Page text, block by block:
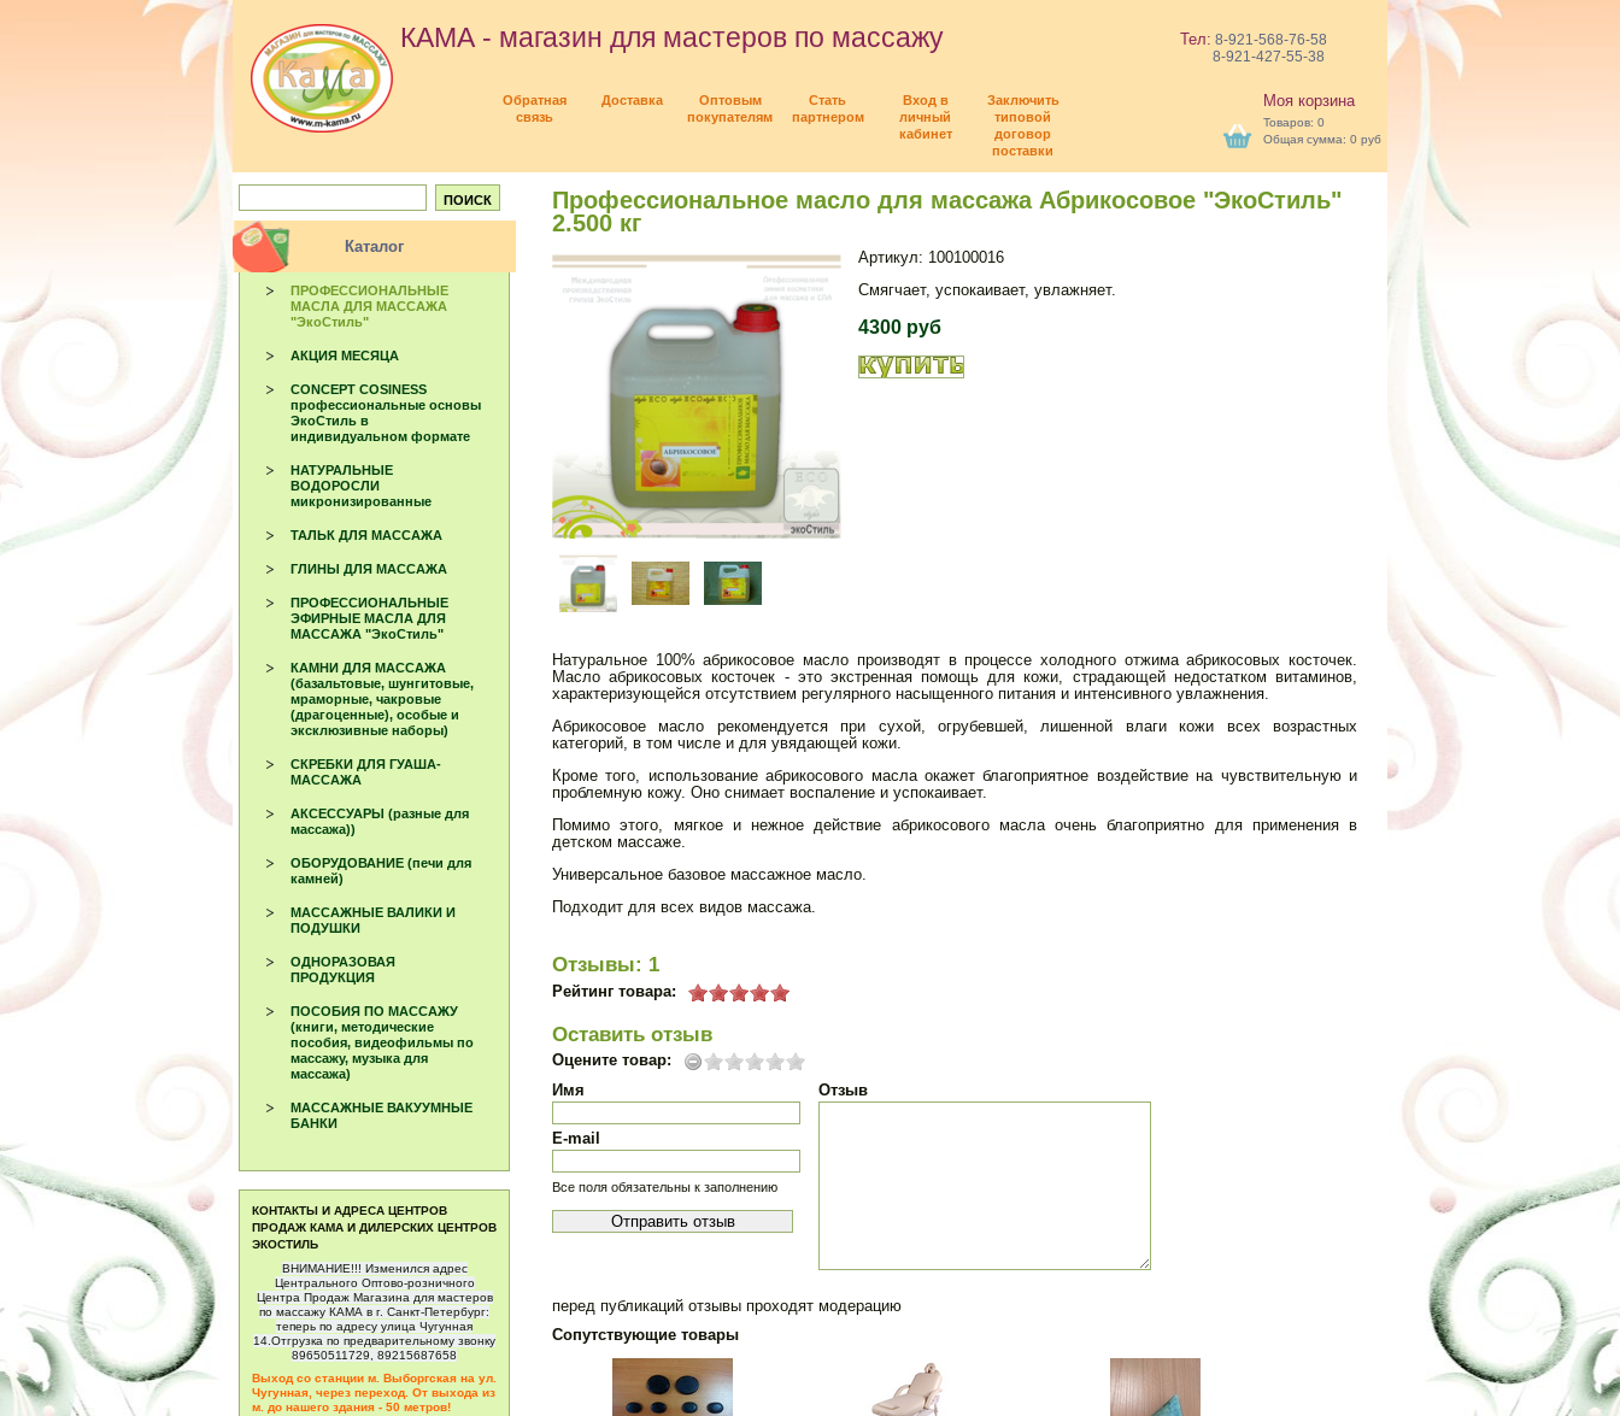
КАМА - магазин для мастеров по массажу Тел: 8-921-568-76-58
8-921-427-55-38
Моя корзина
Товаров: 0
Общая сумма: 0 руб
Обратная
связь
Доставка
Оптовым
покупателям
Стать
партнером
Вход в
личный
кабинет
Заключить
типовой
договор
поставки
Каталог
ПРОФЕССИОНАЛЬНЫЕ
МАСЛА ДЛЯ МАССАЖА
"ЭкоСтиль"
АКЦИЯ МЕСЯЦА
CONCEPT COSINESS
профессиональные основы
ЭкоСтиль в
индивидуальном формате
НАТУРАЛЬНЫЕ
ВОДОРОСЛИ
микронизированные
ТАЛЬК ДЛЯ МАССАЖА
ГЛИНЫ ДЛЯ МАССАЖА
ПРОФЕССИОНАЛЬНЫЕ
ЭФИРНЫЕ МАСЛА ДЛЯ
МАССАЖА "ЭкоСтиль"
КАМНИ ДЛЯ МАССАЖА
(базальтовые, шунгитовые,
мраморные, чакровые
(драгоценные), особые и
эксклюзивные наборы)
СКРЕБКИ ДЛЯ ГУАША-
МАССАЖА
АКСЕССУАРЫ (разные для
массажа))
ОБОРУДОВАНИЕ (печи для
камней)
МАССАЖНЫЕ ВАЛИКИ И
ПОДУШКИ
ОДНОРАЗОВАЯ
ПРОДУКЦИЯ
ПОСОБИЯ ПО МАССАЖУ
(книги, методические
пособия, видеофильмы по
массажу, музыка для
массажа)
МАССАЖНЫЕ ВАКУУМНЫЕ
БАНКИ
КОНТАКТЫ И АДРЕСА ЦЕНТРОВ
ПРОДАЖ КАМА И ДИЛЕРСКИХ ЦЕНТРОВ
ЭКОСТИЛЬ
ВНИМАНИЕ!!! Изменился адрес
Центрального Оптово-розничного
Центра Продаж Магазина для мастеров
по массажу КАМА в г. Санкт-Петербург:
теперь по адресу улица Чугунная
14.Отгрузка по предварительному звонку
89650511729, 89215687658
Выход со станции м. Выборгская на ул.
Чугунная, через переход. От выхода из
м. до нашего здания - 50 метров!
Профессиональное масло для массажа Абрикосовое "ЭкоСтиль"
2.500 кг
Артикул: 100100016
Смягчает, успокаивает, увлажняет.
4300 руб
Натуральное 100% абрикосовое масло производят в процессе холодного отжима абрикосовых косточек.
Масло абрикосовых косточек - это экстренная помощь для кожи, страдающей недостатком витаминов,
характеризующейся отсутствием регулярного насыщенного питания и интенсивного увлажнения.
Абрикосовое масло рекомендуется при сухой, огрубевшей, лишенной влаги кожи всех возрастных
категорий, в том числе и для увядающей кожи.
Кроме того, использование абрикосового масла окажет благоприятное воздействие на чувствительную и
проблемную кожу. Оно снимает воспаление и успокаивает.
Помимо этого, мягкое и нежное действие абрикосового масла очень благоприятно для применения в
детском массаже.
Универсальное базовое массажное масло.
Подходит для всех видов массажа.
Отзывы: 1
Рейтинг товара:
Оставить отзыв
Оцените товар:
Имя
E-mail
Все поля обязательны к заполнению
Отзыв
перед публикаций отзывы проходят модерацию
Сопутствующие товары